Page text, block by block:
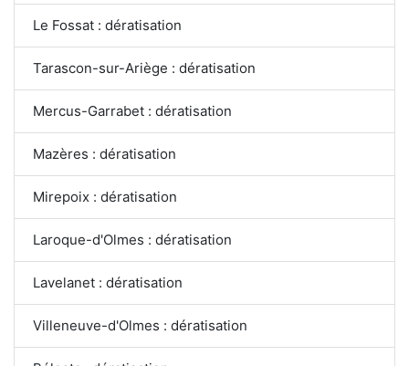
Le Fossat : dératisation
Tarascon-sur-Ariège : dératisation
Mercus-Garrabet : dératisation
Mazères : dératisation
Mirepoix : dératisation
Laroque-d'Olmes : dératisation
Lavelanet : dératisation
Villeneuve-d'Olmes : dératisation